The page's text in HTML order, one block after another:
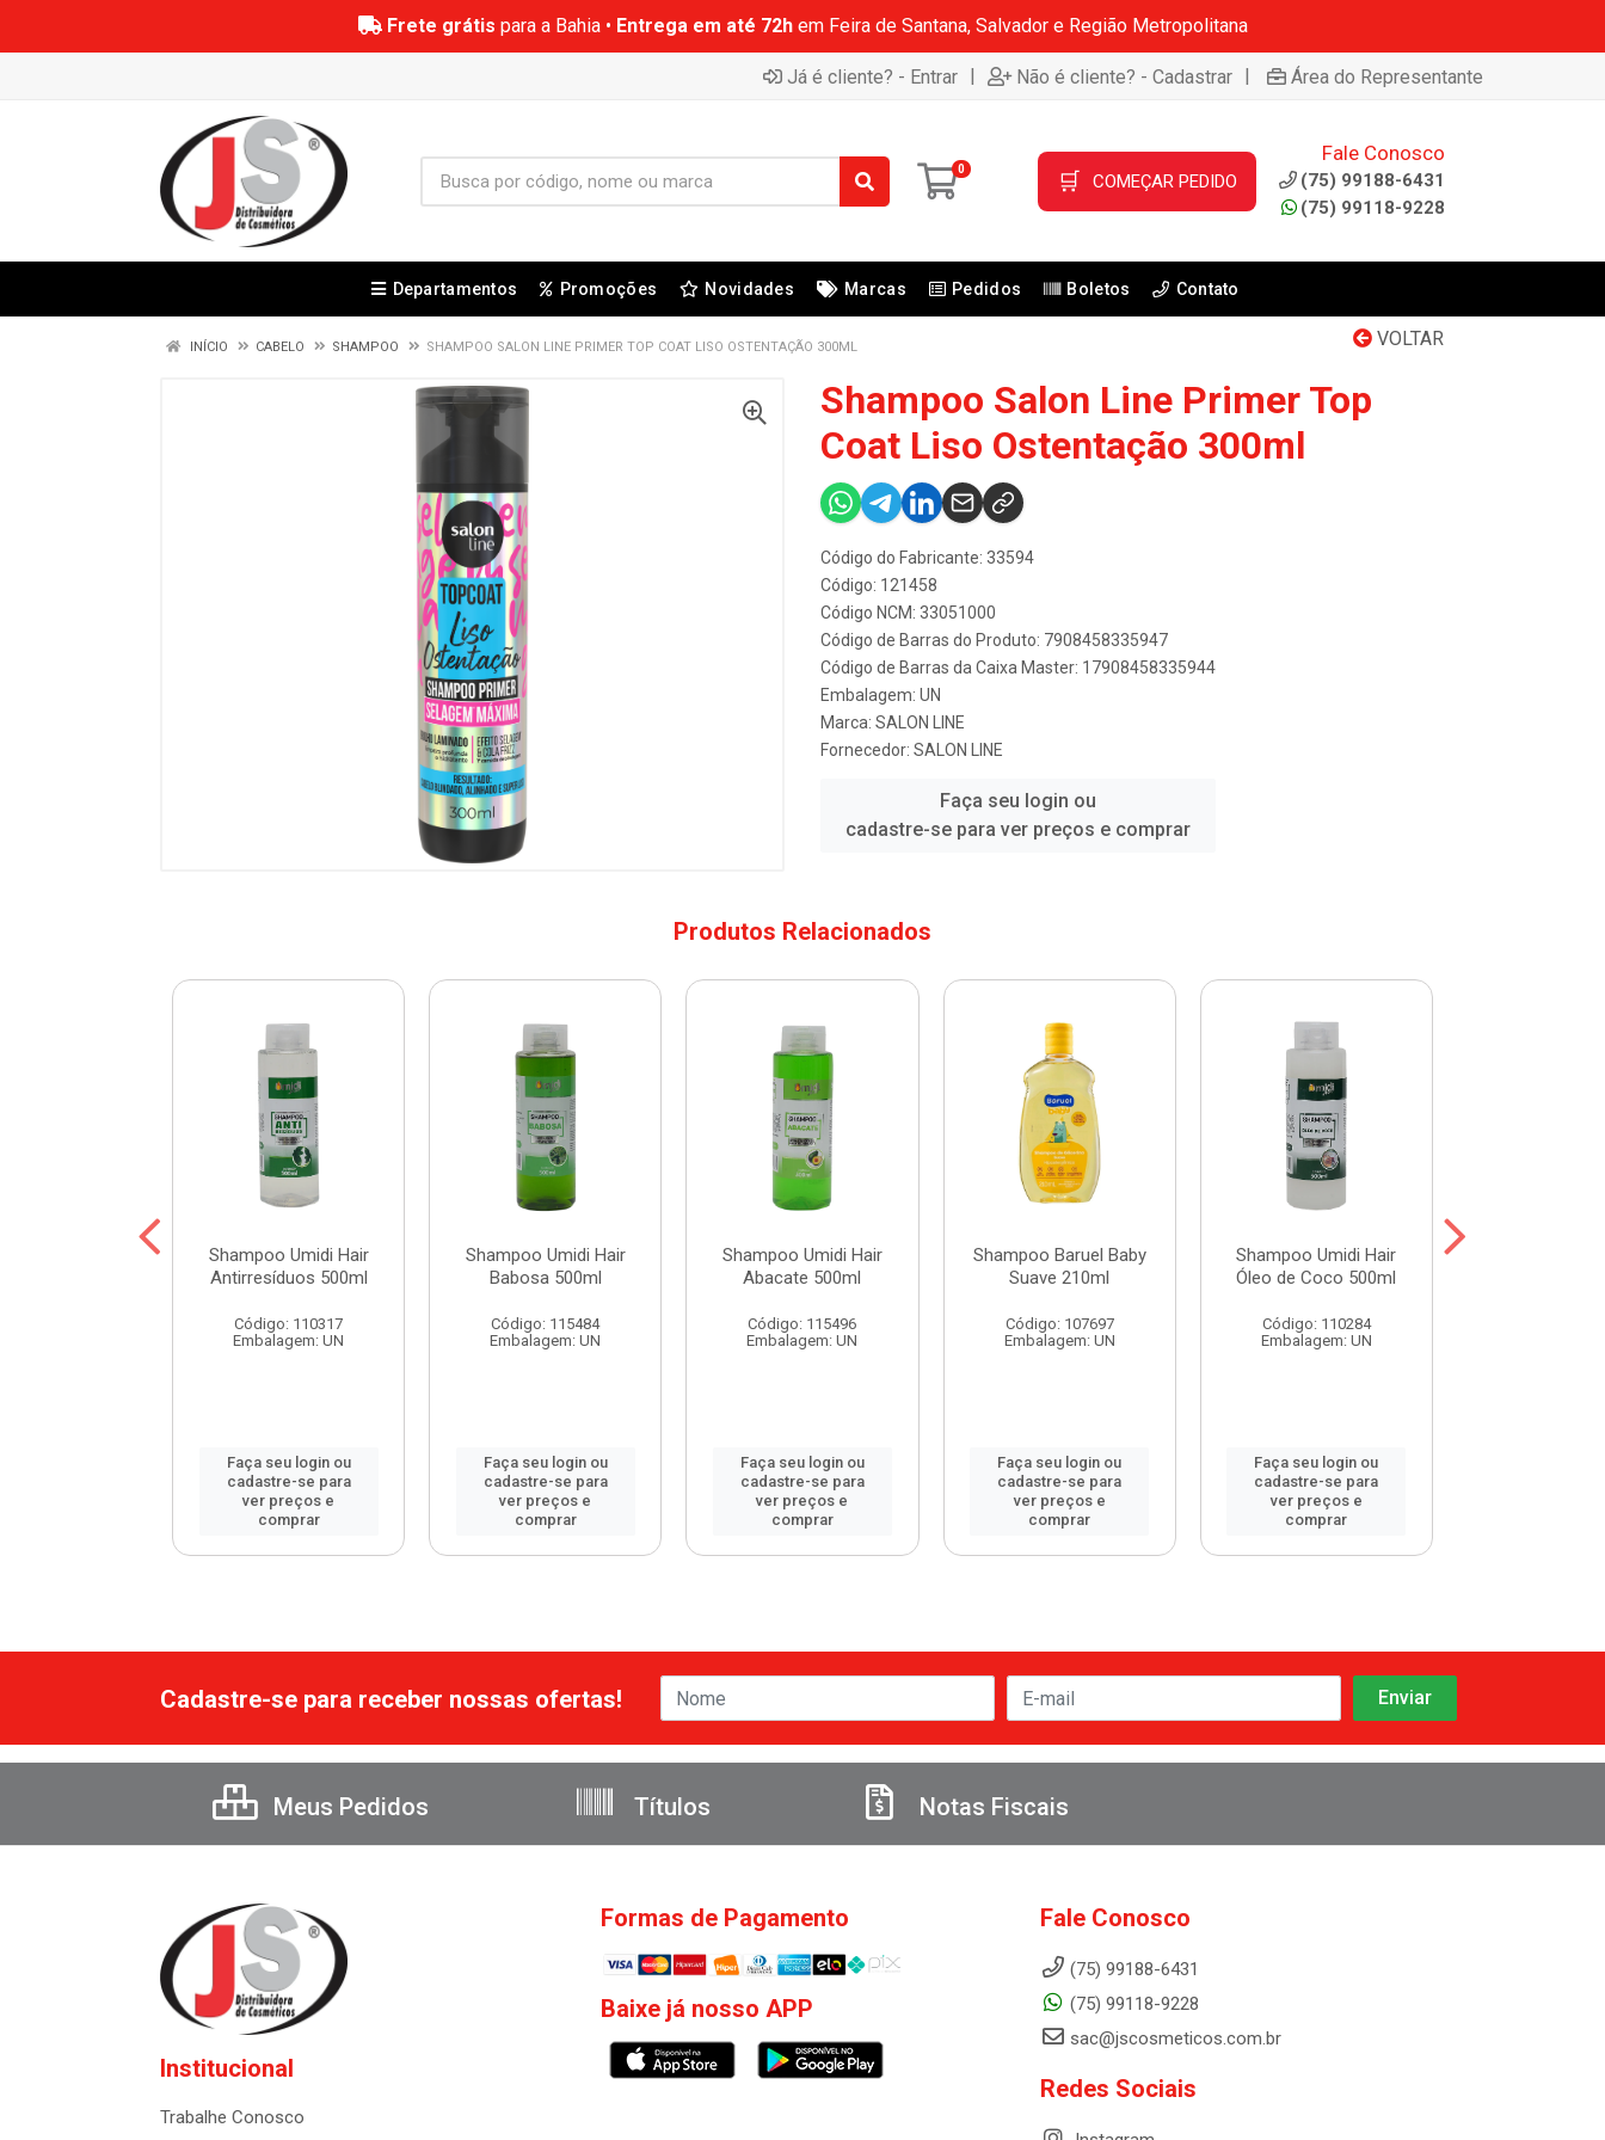
Frete grátis para a Bahia • Entrega em até 72hem Feira de Santana, Salvador e Região Metropolitana
Já é cliente? - Entrar | Não é cliente? - Cadastrar | Área do Representante
0 🛒 COMEÇAR PEDIDO
Fale Conosco
(75) 99188-6431
(75) 99118-9228
Departamentos Promoções Novidades Marcas Pedidos Boletos Contato
VOLTAR
INÍCIO CABELO SHAMPOO SHAMPOO SALON LINE PRIMER TOP COAT LISO OSTENTAÇÃO 300ML
Shampoo Salon Line Primer Top
Coat Liso Ostentação 300ml
Código do Fabricante: 33594
Código: 121458
Código NCM: 33051000
Código de Barras do Produto: 7908458335947
Código de Barras da Caixa Master: 17908458335944
Embalagem: UN
Marca: SALON LINE
Fornecedor: SALON LINE
Faça seu login ou
cadastre-se para ver preços e comprar
Produtos Relacionados
Shampoo Umidi Hair
Antirresíduos 500ml
Código: 110317
Embalagem: UN
Faça seu login ou
cadastre-se para
ver preços e
comprar
Shampoo Umidi Hair
Babosa 500ml
Código: 115484
Embalagem: UN
Faça seu login ou
cadastre-se para
ver preços e
comprar
Shampoo Umidi Hair
Abacate 500ml
Código: 115496
Embalagem: UN
Faça seu login ou
cadastre-se para
ver preços e
comprar
Shampoo Baruel Baby
Suave 210ml
Código: 107697
Embalagem: UN
Faça seu login ou
cadastre-se para
ver preços e
comprar
Shampoo Umidi Hair
Óleo de Coco 500ml
Código: 110284
Embalagem: UN
Faça seu login ou
cadastre-se para
ver preços e
comprar
Cadastre-se para receber nossas ofertas!
Meus Pedidos Títulos Notas Fiscais
Institucional
Trabalhe Conosco
Formas de Pagamento
Baixe já nosso APP
Fale Conosco
(75) 99188-6431
(75) 99118-9228
sac@jscosmeticos.com.br
Redes Sociais